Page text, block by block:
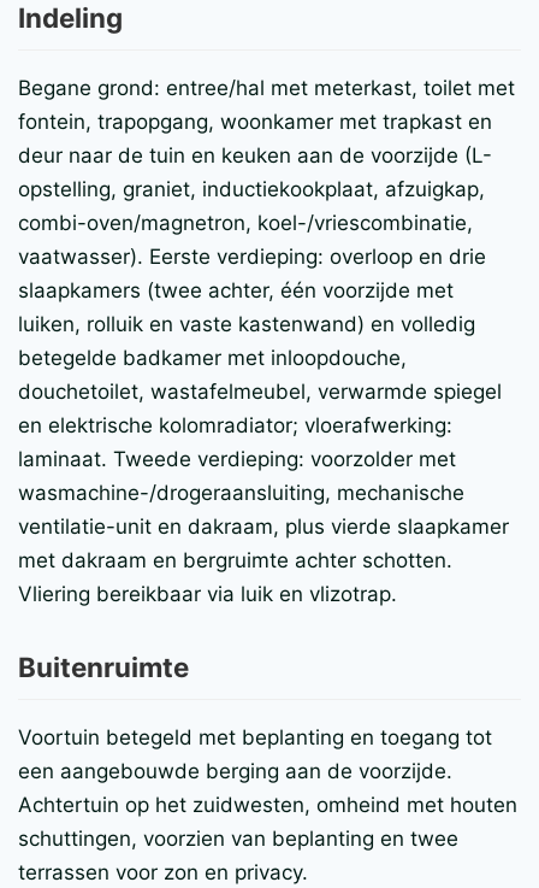
Indeling
Begane grond: entree/hal met meterkast, toilet met
fontein, trapopgang, woonkamer met trapkast en
deur naar de tuin en keuken aan de voorzijde (L-
opstelling, graniet, inductiekookplaat, afzuigkap,
combi-oven/magnetron, koel-/vriescombinatie,
vaatwasser). Eerste verdieping: overloop en drie
slaapkamers (twee achter, één voorzijde met
luiken, rolluik en vaste kastenwand) en volledig
betegelde badkamer met inloopdouche,
douchetoilet, wastafelmeubel, verwarmde spiegel
en elektrische kolomradiator; vloerafwerking:
laminaat. Tweede verdieping: voorzolder met
wasmachine-/drogeraansluiting, mechanische
ventilatie-unit en dakraam, plus vierde slaapkamer
met dakraam en bergruimte achter schotten.
Vliering bereikbaar via luik en vlizotrap.
Buitenruimte
Voortuin betegeld met beplanting en toegang tot
een aangebouwde berging aan de voorzijde.
Achtertuin op het zuidwesten, omheind met houten
schuttingen, voorzien van beplanting en twee
terrassen voor zon en privacy.